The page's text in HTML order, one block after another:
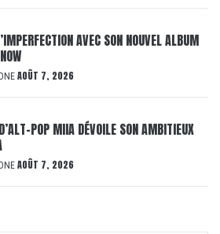
AVEC SON NOUVEL ALBUM
AOÛT 7, 2026
POP MIIA DÉVOILE SON AMBITIEUX
AOÛT 7, 2026